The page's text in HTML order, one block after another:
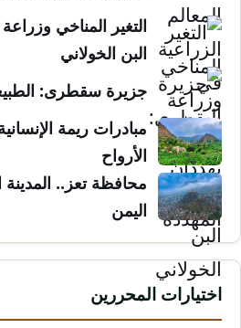
التغير المناخي
البن الخولاني
جزيرة سقطرى:
مبادرات ريمة
الأرواح
محافظة تعز..
اليمن
اختيارات المحررين